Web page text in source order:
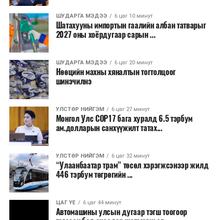
секундэд 4-9 метр. 25-27 хэм дулаан
байна.
2026 оны наймдугаар сарын 07-ноос
2026 оны наймдугаар сарын 11-нийг хүртэлх
цаг агаарын урьдчилсан төлөв
Наймдугаар сарын 7-нд баруун болон төвийн
аймгуудын нутгийн хойд хэсгээр, 8-нд баруун
аймгуудын нутгийн хойд хэсэг, төвийн
аймгуудын нутгийн зарим газраар, 9-нд баруун
аймгуудын нутгийн зүүн, говийн аймгуудын
нутгийн хойд, зүүн аймгуудын нутгийн баруун
хэсэг, төвийн аймгуудын ихэнх нутгаар, 10-нд
төв, зүүн, говийн аймгуудын ихэнх нутгаар
бороо, дуу цахилгаантай аадар бороо орно. Салхи
ихэнх хугацаанд секундэд 5-10 метр, 9-нд
Алтайн салбар уулс, Арц-Богдын өвөр
ШУДАРГА МЭДЭЭ 6 цаг 10 минут
Шатахууны импортын гаалийн албан татварыг
2027 оны хоёрдугаар сарын ...
ШУДАРГА МЭДЭЭ 6 цаг 20 минут
Нөөцийн махны хяналтын тогтолцоог
шинэчилнэ
УЛСТӨР НИЙГЭМ 6 цаг 27 минут
Монгол Улс COP17 бага хуралд 6.5 тэрбум
ам.долларын санхүүжилт татах...
УЛСТӨР НИЙГЭМ 6 цаг 32 минут
“Улаанбаатар трам” төсөл хэрэгжсэнээр жилд
446 тэрбум төгрөгийн ...
ЦАГ ҮЕ 6 цаг 44 минут
Автомашины улсын дугаар тэгш тоогоор